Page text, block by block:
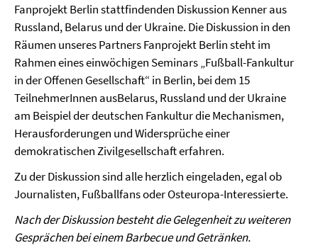
Fanprojekt Berlin stattfindenden Diskussion Kenner aus
Russland, Belarus und der Ukraine. Die Diskussion in den
Räumen unseres Partners Fanprojekt Berlin steht im
Rahmen eines einwöchigen Seminars „Fußball-Fankultur
in der Offenen Gesellschaft“ in Berlin, bei dem 15
TeilnehmerInnen ausBelarus, Russland und der Ukraine
am Beispiel der deutschen Fankultur die Mechanismen,
Herausforderungen und Widersprüche einer
demokratischen Zivilgesellschaft erfahren.
Zu der Diskussion sind alle herzlich eingeladen, egal ob
Journalisten, Fußballfans oder Osteuropa-Interessierte.
Nach der Diskussion besteht die Gelegenheit zu weiteren
Gesprächen bei einem Barbecue und Getränken.